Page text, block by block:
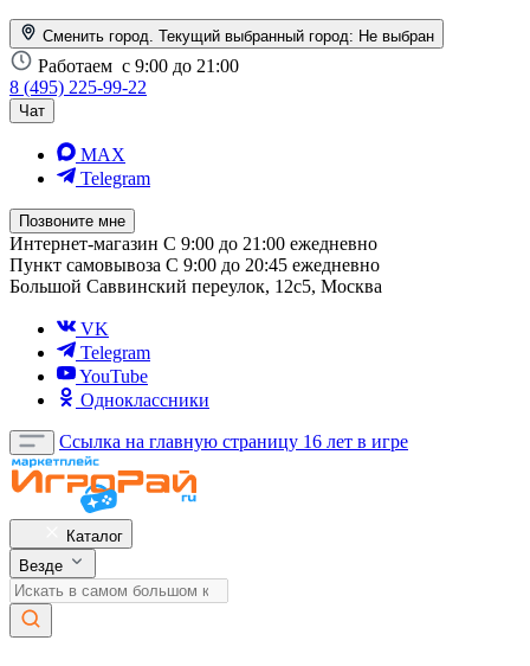
Сменить город. Текущий выбранный город: Не выбран
Работаем с 9:00 до 21:00
8 (495) 225-99-22
Чат
MAX
Telegram
Позвоните мне
Интернет-магазин С 9:00 до 21:00 ежедневно
Пункт самовывоза С 9:00 до 20:45 ежедневно
Большой Саввинский переулок, 12с5, Москва
VK
Telegram
YouTube
Одноклассники
Ссылка на главную страницу 16 лет в игре
Каталог
Везде